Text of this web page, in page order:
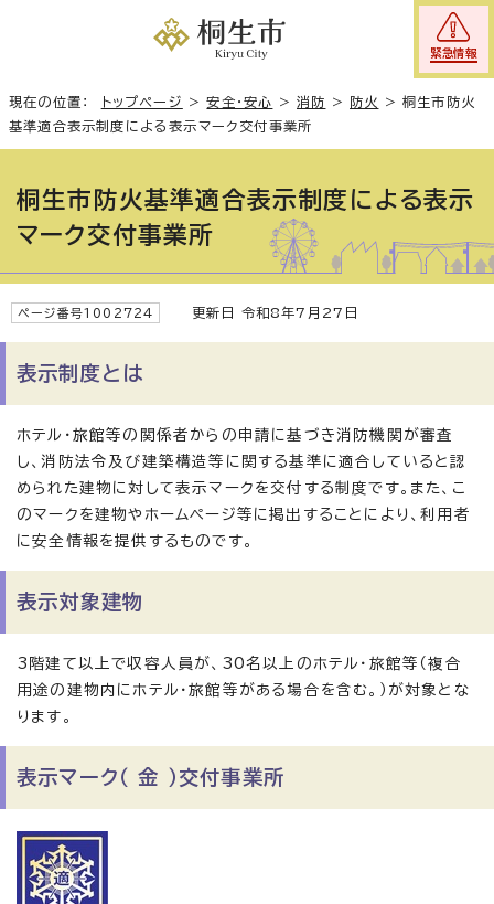
緊急情報
現在の位置： トップページ >安全・安心 >消防 > 防火 >桐生市防火
基準適合表示制度による表示マーク交付事業所
桐生市防火基準適合表示制度による表示
マーク交付事業所
ページ番号1002724 更新日 令和8年7月27日
表示制度とは
ホテル・旅館等の関係者からの申請に基づき消防機関が審査
し、消防法令及び建築構造等に関する基準に適合していると認
められた建物に対して表示マークを交付する制度です。また、こ
のマークを建物やホームページ等に掲出することにより、利用者
に安全情報を提供するものです。
表示対象建物
3階建て以上で収容人員が、30名以上のホテル・旅館等（複合
用途の建物内にホテル・旅館等がある場合を含む。）が対象とな
ります。
表示マーク（ 金 ）交付事業所